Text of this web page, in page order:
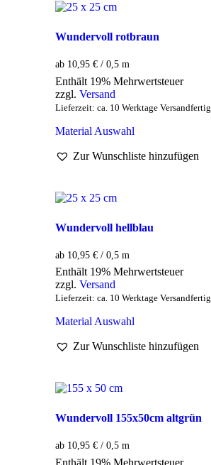
Wundervoll rotbraun
ab 10,95 € / 0,5 m
Enthält 19% Mehrwertsteuer
zzgl. Versand
Lieferzeit: ca. 10 Werktage Versandfertig
Material Auswahl
Zur Wunschliste hinzufügen
Wundervoll hellblau
ab 10,95 € / 0,5 m
Enthält 19% Mehrwertsteuer
zzgl. Versand
Lieferzeit: ca. 10 Werktage Versandfertig
Material Auswahl
Zur Wunschliste hinzufügen
Wundervoll 155x50cm altgrün
ab 10,95 € / 0,5 m
Enthält 19% Mehrwertsteuer